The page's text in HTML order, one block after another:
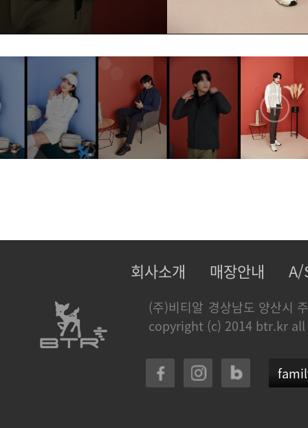
회사소개 매장안내 A/
(주)비티알 경상남도 양산시
copyright (c) 2014 btr.kr